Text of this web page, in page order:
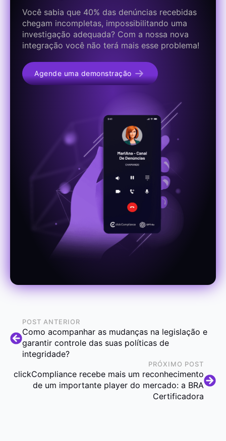
Você sabia que 40% das denúncias recebidas
chegam incompletas, impossibilitando uma
investigação adequada? Com a nossa nova
integração você não terá mais esse problema!
Agende uma demonstração
POST ANTERIOR
Como acompanhar as mudanças na legislação e
garantir controle das suas políticas de
integridade?
PRÓXIMO POST
clickCompliance recebe mais um reconhecimento
de um importante player do mercado: a BRA
Certificadora